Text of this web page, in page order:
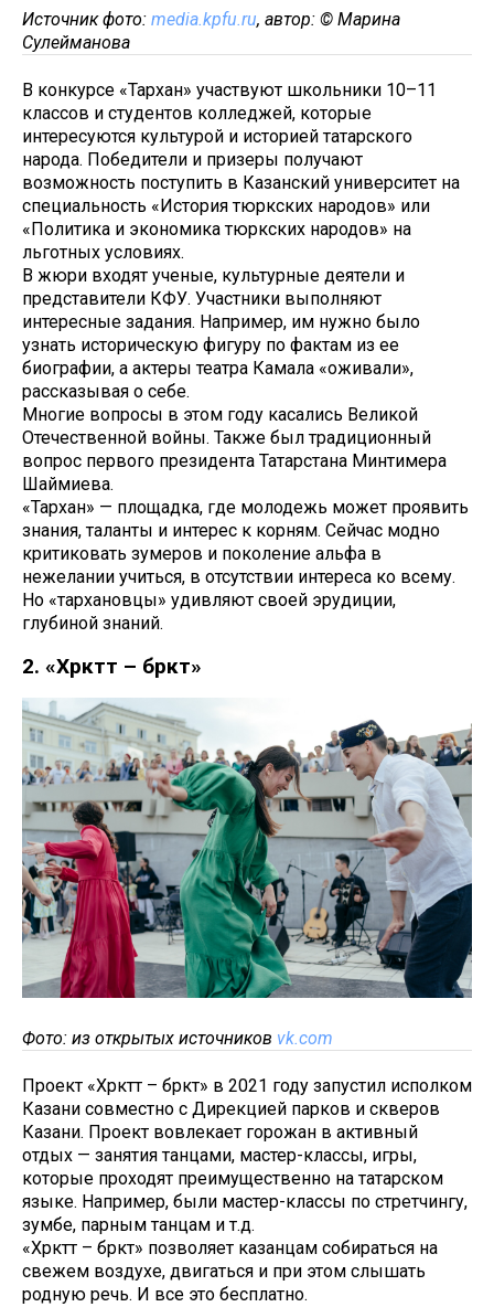
Источник фото: media.kpfu.ru, автор: © Марина
Сулейманова
В конкурсе «Тархан» участвуют школьники 10–11
классов и студентов колледжей, которые
интересуются культурой и историей татарского
народа. Победители и призеры получают
возможность поступить в Казанский университет на
специальность «История тюркских народов» или
«Политика и экономика тюркских народов» на
льготных условиях.
В жюри входят ученые, культурные деятели и
представители КФУ. Участники выполняют
интересные задания. Например, им нужно было
узнать историческую фигуру по фактам из ее
биографии, а актеры театра Камала «оживали»,
рассказывая о себе.
Многие вопросы в этом году касались Великой
Отечественной войны. Также был традиционный
вопрос первого президента Татарстана Минтимера
Шаймиева.
«Тархан» — площадка, где молодежь может проявить
знания, таланты и интерес к корням. Сейчас модно
критиковать зумеров и поколение альфа в
нежелании учиться, в отсутствии интереса ко всему.
Но «тархановцы» удивляют своей эрудиции,
глубиной знаний.
2. «Хәрәкәттә – бәрәкәт»
Фото: из открытых источников vk.com
Проект «Хәрәкәттә – бәрәкәт» в 2021 году запустил исполком
Казани совместно с Дирекцией парков и скверов
Казани. Проект вовлекает горожан в активный
отдых — занятия танцами, мастер-классы, игры,
которые проходят преимущественно на татарском
языке. Например, были мастер-классы по стретчингу,
зумбе, парным танцам и т.д.
«Хәрәкәттә – бәрәкәт» позволяет казанцам собираться на
свежем воздухе, двигаться и при этом слышать
родную речь. И все это бесплатно.